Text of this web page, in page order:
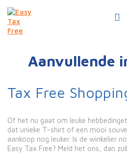
Aanvullende
Tax Free
Of het nu gaat om leuke
dat unieke T-shirt of een mooi
aankoop nog leuker. Is de winkelier
Easy Tax Free? Meld het ons, dan